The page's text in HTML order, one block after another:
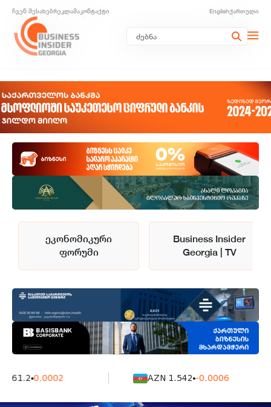
ჩვენ შესახებრეკლამაკონტაქტი Englishქართული
ეკონომიკური
ფორუმი
Business Insider
Georgia | TV
0.0002 AZN 1.542 -0.0006